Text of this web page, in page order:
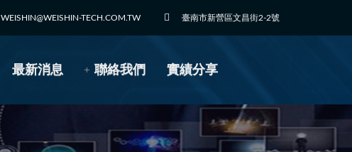
WEISHIN@WEISHIN-TECH.COM.TW 臺南市新營區文昌街2-2號
最新消息 聯絡我們 實績分享